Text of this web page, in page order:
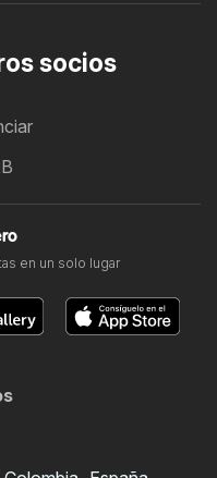
socios
en un solo lugar